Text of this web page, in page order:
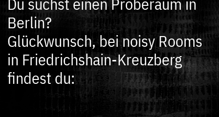
Berlin?
Glückwunsch, bei noisy Rooms
in Friedrichshain-Kreuzberg
findest du: